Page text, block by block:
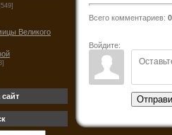
Всего комментариев: 0
Войдите:
[549]
Великого